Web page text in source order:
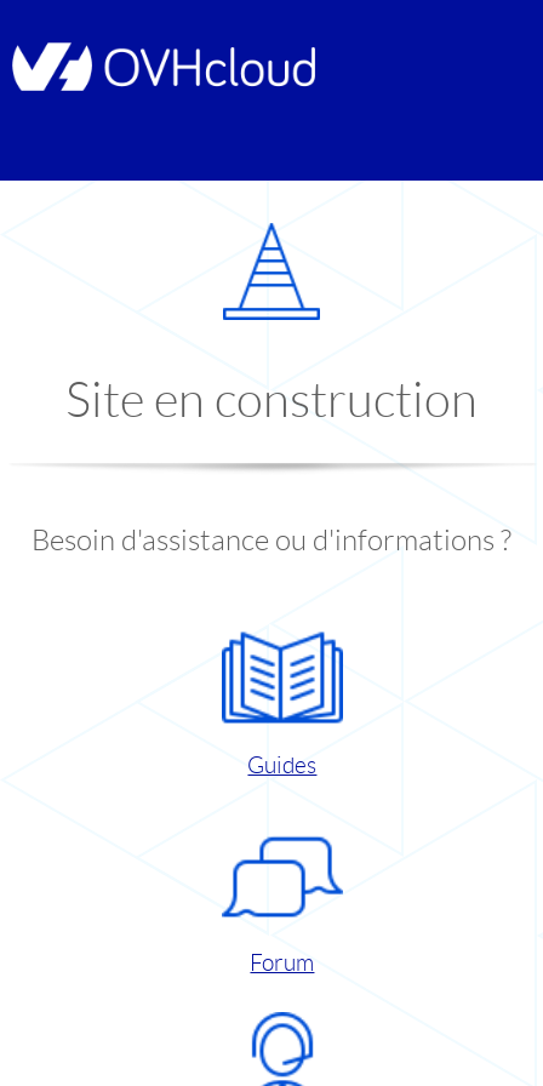
Site en construction
Besoin d'assistance ou d'informations ?
Guides
Forum